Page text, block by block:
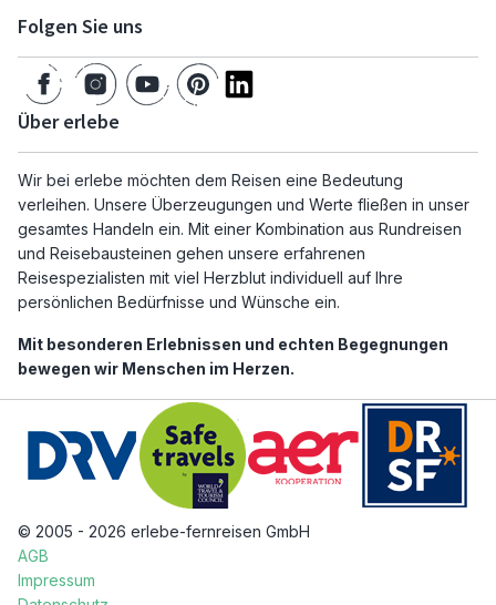
Folgen Sie uns
Über erlebe
Wir bei erlebe möchten dem Reisen eine Bedeutung
verleihen. Unsere Überzeugungen und Werte fließen in unser
gesamtes Handeln ein. Mit einer Kombination aus Rundreisen
und Reisebausteinen gehen unsere erfahrenen
Reisespezialisten mit viel Herzblut individuell auf Ihre
persönlichen Bedürfnisse und Wünsche ein.
Mit besonderen Erlebnissen und echten Begegnungen
bewegen wir Menschen im Herzen.
© 2005 - 2026 erlebe-fernreisen GmbH
AGB
Impressum